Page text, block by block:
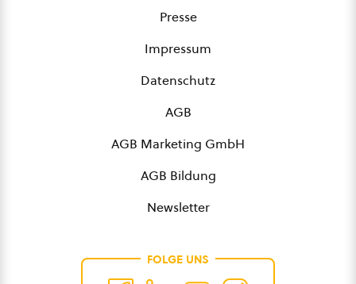
Presse
Impressum
Datenschutz
AGB
AGB Marketing GmbH
AGB Bildung
Newsletter
FOLGE UNS